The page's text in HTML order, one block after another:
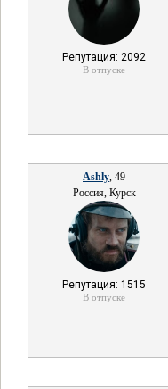
Репутация: 2092
В отпуске
Ashly, 49
Россия, Курск
Репутация: 1515
В отпуске